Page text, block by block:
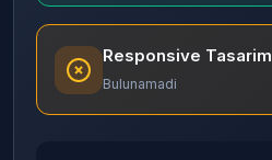
Responsive Tasarim
Bulunamadi